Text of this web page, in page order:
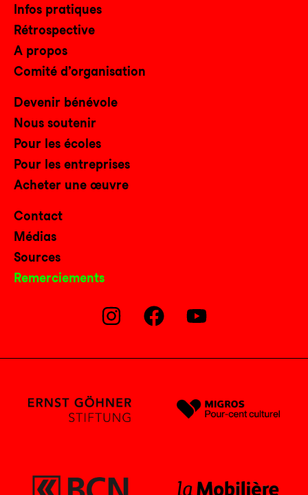
Infos pratiques
Rétrospective
A propos
Comité d’organisation
Devenir bénévole
Nous soutenir
Pour les écoles
Pour les entreprises
Acheter une œuvre
Contact
Médias
Sources
Remerciements